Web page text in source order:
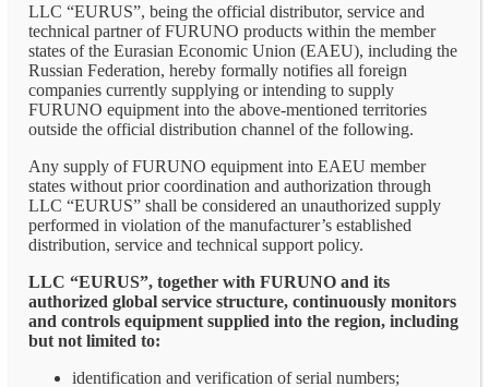
LLC “EURUS”, being the official distributor, service and
technical partner of FURUNO products within the member
states of the Eurasian Economic Union (EAEU), including the
Russian Federation, hereby formally notifies all foreign
companies currently supplying or intending to supply
FURUNO equipment into the above-mentioned territories
outside the official distribution channel of the following.
Any supply of FURUNO equipment into EAEU member
states without prior coordination and authorization through
LLC “EURUS” shall be considered an unauthorized supply
performed in violation of the manufacturer’s established
distribution, service and technical support policy.
LLC “EURUS”, together with FURUNO and its
authorized global service structure, continuously monitors
and controls equipment supplied into the region, including
but not limited to:
identification and verification of serial numbers;